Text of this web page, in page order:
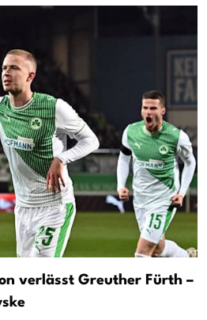
verlässt Greuther Fürth –